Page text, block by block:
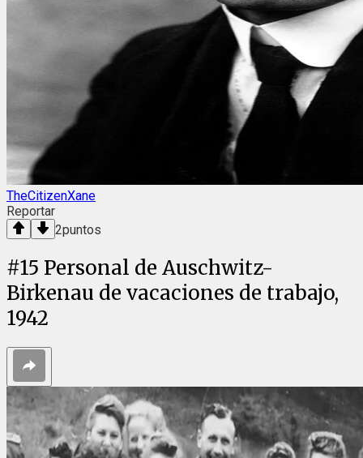
TheCitizenXane
Reportar
2puntos
#15 Personal de Auschwitz-
Birkenau de vacaciones de trabajo,
1942